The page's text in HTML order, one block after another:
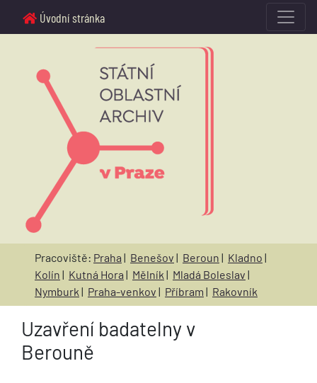
Úvodní stránka
Pracoviště: Praha | Benešov | Beroun | Kladno |
Kolín | Kutná Hora | Mělník | Mladá Boleslav |
Nymburk | Praha-venkov | Příbram | Rakovník
Uzavření badatelny v
Berouně